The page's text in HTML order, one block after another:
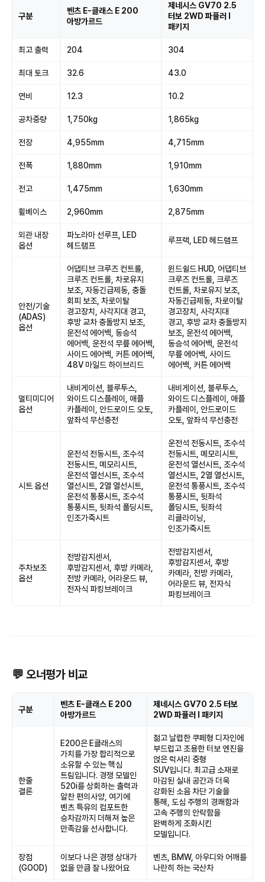
구분
벤츠 E-클래스 E 200
아방가르드
제네시스 GV70 2.5
터보 2WD 파퓰러 I
패키지
최고 출력 204 304
최대 토크 32.6 43.0
연비 12.3 10.2
공차중량 1,750kg 1,865kg
전장 4,955mm 4,715mm
전폭 1,880mm 1,910mm
전고 1,475mm 1,630mm
휠베이스 2,960mm 2,875mm
외관 내장
옵션
파노라마 선루프, LED
헤드램프
루프랙, LED 헤드램프
안전/기술
(ADAS)
옵션
어댑티브 크루즈 컨트롤,
크루즈 컨트롤, 차로유지
보조, 자동긴급제동, 충돌
회피 보조, 차로이탈
경고장치, 사각지대 경고,
후방 교차 충돌방지 보조,
운전석 에어백, 동승석
에어백, 운전석 무릎 에어백,
사이드 에어백, 커튼 에어백,
48V 마일드 하이브리드
윈드쉴드 HUD, 어댑티브
크루즈 컨트롤, 크루즈
컨트롤, 차로유지 보조,
자동긴급제동, 차로이탈
경고장치, 사각지대
경고, 후방 교차 충돌방지
보조, 운전석 에어백,
동승석 에어백, 운전석
무릎 에어백, 사이드
에어백, 커튼 에어백
멀티미디어
옵션
내비게이션, 블루투스,
와이드 디스플레이, 애플
카플레이, 안드로이드 오토,
앞좌석 무선충전
내비게이션, 블루투스,
와이드 디스플레이, 애플
카플레이, 안드로이드
오토, 앞좌석 무선충전
시트 옵션
운전석 전동시트, 조수석
전동시트, 메모리시트,
운전석 열선시트, 조수석
열선시트, 2열 열선시트,
운전석 통풍시트, 조수석
통풍시트, 뒷좌석 폴딩시트,
인조가죽시트
운전석 전동시트, 조수석
전동시트, 메모리시트,
운전석 열선시트, 조수석
열선시트, 2열 열선시트,
운전석 통풍시트, 조수석
통풍시트, 뒷좌석
폴딩시트, 뒷좌석
리클라이닝,
인조가죽시트
주차보조
옵션
전방감지센서,
후방감지센서, 후방 카메라,
전방 카메라, 어라운드 뷰,
전자식 파킹브레이크
전방감지센서,
후방감지센서, 후방
카메라, 전방 카메라,
어라운드 뷰, 전자식
파킹브레이크
💬 오너평가 비교
구분
벤츠 E-클래스 E 200
아방가르드
제네시스 GV70 2.5 터보
2WD 파퓰러 I 패키지
한줄
결론
E200은 E클래스의
가치를 가장 합리적으로
소유할 수 있는 핵심
트림입니다. 경쟁 모델인
520i를 상회하는 출력과
알찬 편의사양, 여기에
벤츠 특유의 컴포트한
승차감까지 더해져 높은
만족감을 선사합니다.
젊고 날렵한 쿠페형 디자인에
부드럽고 조용한 터보 엔진을
얹은 럭셔리 중형
SUV입니다. 최고급 소재로
마감된 실내 공간과 더욱
강화된 소음 차단 기술을
통해, 도심 주행의 경쾌함과
고속 주행의 안락함을
완벽하게 조화시킨
모델입니다.
장점
(GOOD)
이보다 나은 경쟁 상대가
없을 만큼 잘 나왔어요
벤츠, BMW, 아우디와 어깨를
나란히 하는 국산차